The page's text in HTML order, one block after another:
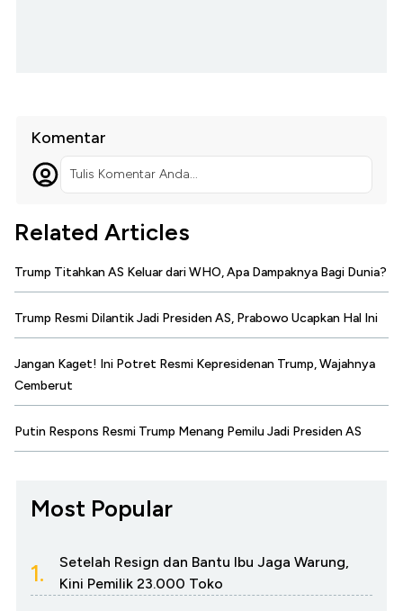
Komentar
Tulis Komentar Anda...
Related Articles
Trump Titahkan AS Keluar dari WHO, Apa Dampaknya Bagi Dunia?
Trump Resmi Dilantik Jadi Presiden AS, Prabowo Ucapkan Hal Ini
Jangan Kaget! Ini Potret Resmi Kepresidenan Trump, Wajahnya
Cemberut
Putin Respons Resmi Trump Menang Pemilu Jadi Presiden AS
Most Popular
1.
Setelah Resign dan Bantu Ibu Jaga Warung,
Kini Pemilik 23.000 Toko